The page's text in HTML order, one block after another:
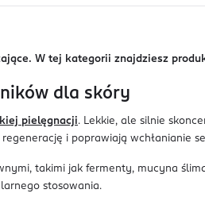
W tej kategorii znajdziesz
dla skóry
pielęgnacji. Lekkie, ale silnie
i poprawiają wchłanianie
takimi jak fermenty, mucyna
stosowania.